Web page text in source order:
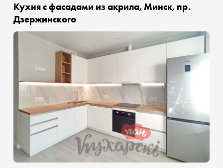
Кухня с фасадами из акрила, Минск, пр.
Дзержинского